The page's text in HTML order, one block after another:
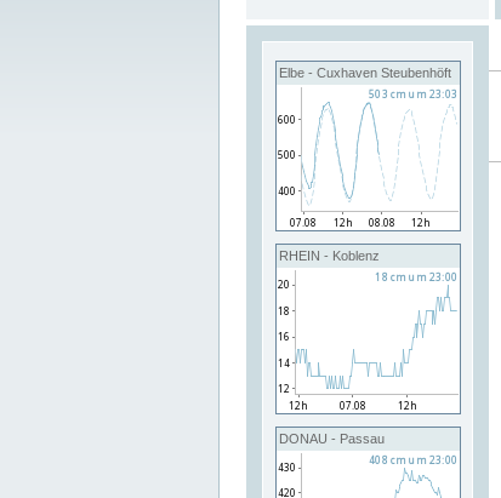
Elbe - Cuxhaven Steubenhöft
RHEIN - Koblenz
DONAU - Passau